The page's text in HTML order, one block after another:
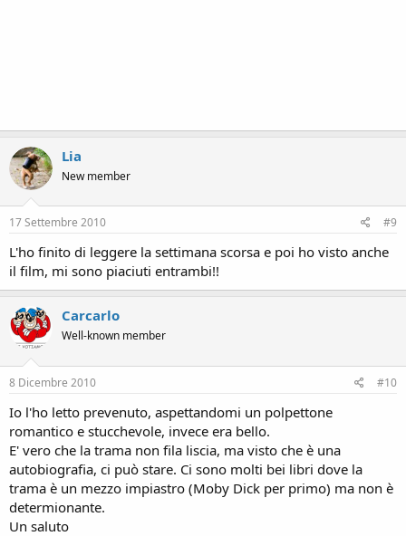
Lia
New member
17 Settembre 2010 #9
L'ho finito di leggere la settimana scorsa e poi ho visto anche
il film, mi sono piaciuti entrambi!!
Carcarlo
Well-known member
8 Dicembre 2010 #10
Io l'ho letto prevenuto, aspettandomi un polpettone
romantico e stucchevole, invece era bello.
E' vero che la trama non fila liscia, ma visto che è una
autobiografia, ci può stare. Ci sono molti bei libri dove la
trama è un mezzo impiastro (Moby Dick per primo) ma non è
determionante.
Un saluto